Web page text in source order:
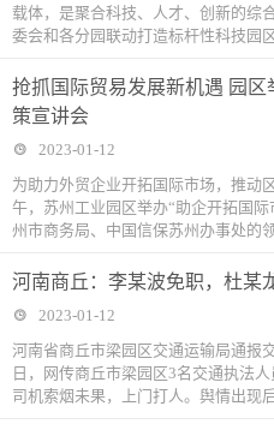
载体，是聚合科技、人才、创新的综
委会和各分园联动打造标杆性科技园
抢抓国际贸易发展新机遇 园
策宣讲会
2023-01-12
为助力外贸企业开拓国际市场，推动
午，苏州工业园区举办“助企开拓国
州市商务局、中国信保苏州办事处的
河南商丘：李某波免职，杜某
2023-01-12
河南省商丘市梁园区交通运输局通报
日，网传商丘市梁园区3名交通执法
司机索烟未果，上门打人。舆情出现